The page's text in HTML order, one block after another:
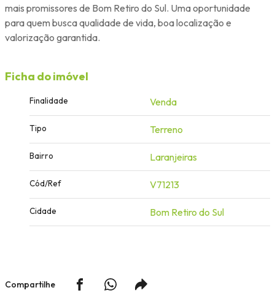
mais promissores de Bom Retiro do Sul. Uma oportunidade
para quem busca qualidade de vida, boa localização e
valorização garantida.
Ficha do imóvel
Finalidade Venda
Tipo Terreno
Bairro Laranjeiras
Cód/Ref V71213
Cidade Bom Retiro do Sul
Compartilhe